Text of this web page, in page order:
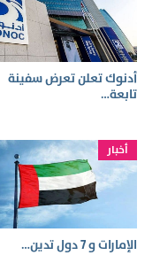
أدنوك تعلن تعرض سفينة
تابعة…
أخبار
الإمارات و 7 دول تدين…